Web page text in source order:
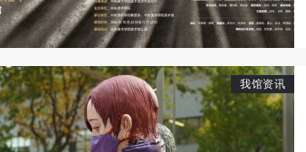
我馆资讯
参加本次活动者必须遵
和社会公德规范，并应
良好品质。
第三条
参加本次活动人员应该
参加本次活动者必须遵
和社会公德规范，并应
良好品质。
第三条
参加本次活动人员应该
参加本次活动者必须遵
和社会公德规范，并应
良好品质。
第三条
参加本次活动人员应该